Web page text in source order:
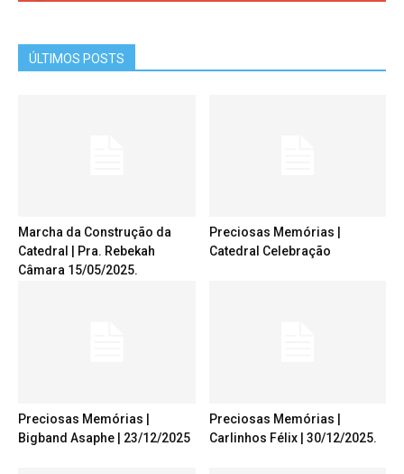
ÚLTIMOS POSTS
Marcha da Construção da
Catedral | Pra. Rebekah
Câmara 15/05/2025.
Preciosas Memórias |
Catedral Celebração
Preciosas Memórias |
Bigband Asaphe | 23/12/2025
Preciosas Memórias |
Carlinhos Félix | 30/12/2025.